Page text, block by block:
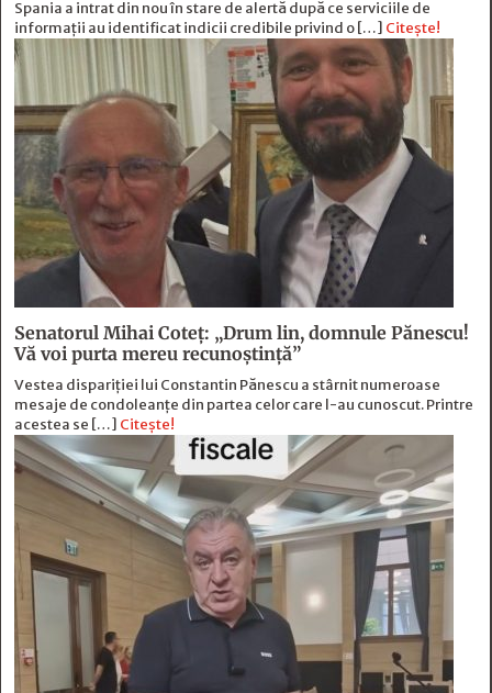
Spania a intrat din nou în stare de alertă după ce serviciile de
informații au identificat indicii credibile privind o […] Citește!
Senatorul Mihai Coteț: „Drum lin, domnule Pănescu!
Vă voi purta mereu recunoștință”
Vestea dispariției lui Constantin Pănescu a stârnit numeroase
mesaje de condoleanțe din partea celor care l-au cunoscut. Printre
acestea se […] Citește!